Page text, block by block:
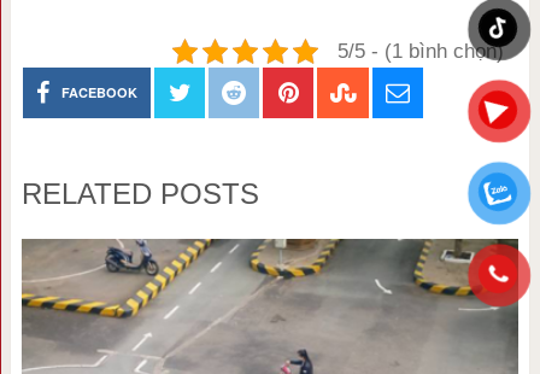
5/5 - (1 bình chọn)
FACEBOOK
RELATED POSTS